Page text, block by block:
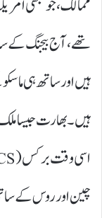
ممالک، جو کبھی
تھے، آج بیجنگ کے
ہیں اور ساتھ ہی
چین اور روس کے